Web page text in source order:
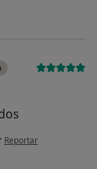
• en opinión del usuario
Reportar